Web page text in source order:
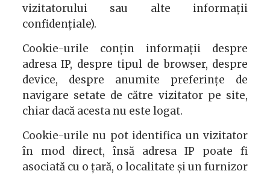
vizitatorului sau alte informații
confidențiale).
Cookie-urile conțin informații despre
adresa IP, despre tipul de browser, despre
device, despre anumite preferințe de
navigare setate de către vizitator pe site,
chiar dacă acesta nu este logat.
Cookie-urile nu pot identifica un vizitator
în mod direct, însă adresa IP poate fi
asociată cu o țară, o localitate și un furnizor